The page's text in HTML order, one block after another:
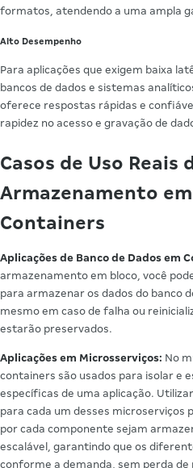
formatos, atendendo a uma ampla
Alto Desempenho
Para aplicações que exigem baixa
bancos de dados e sistemas
oferece respostas rápidas e
rapidez no acesso e gravação de
Casos de Uso Reais
Armazenamento
Containers
Aplicações de Banco de Dados em
armazenamento em bloco, você
para armazenar os dados do banco
mesmo em caso de falha ou
estarão preservados.
Aplicações em Microsserviços: No
containers são usados para isolar e
específicas de uma aplicação.
para cada um desses microserviços
por cada componente sejam
escalável, garantindo que os
conforme a demanda, sem perda